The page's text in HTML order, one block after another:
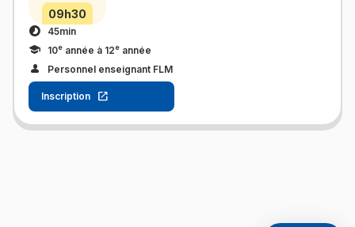
09h30
45min
10e année à 12e année
Personnel enseignant FLM
Inscription